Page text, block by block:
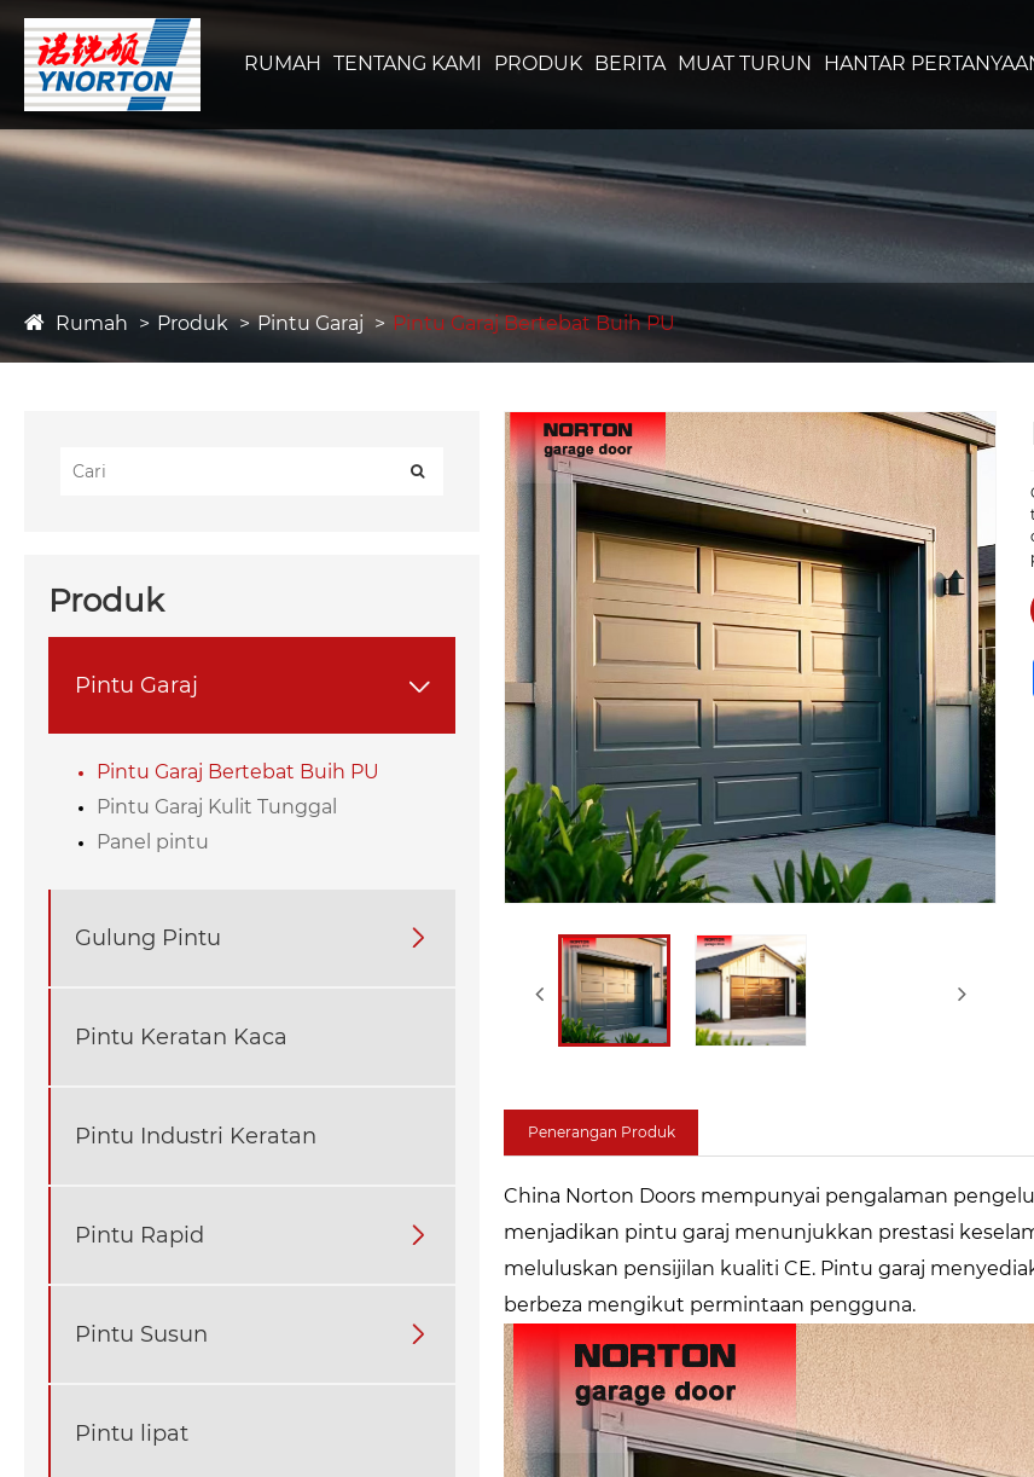
RUMAH TENTANG KAMI PRODUK BERITA MUAT TURUN HANTAR
Rumah Produk Pintu Garaj Pintu Garaj Bertebat Buih PU
Produk
Pintu Garaj 
Pintu Garaj Bertebat Buih PU
Pintu Garaj Kulit Tunggal
Panel pintu
Gulung Pintu 
Pintu Keratan Kaca
Pintu Industri Keratan
Pintu Rapid 
Pintu Susun 
Pintu lipat
Penerangan Produk
China Norton Doors mempunyai pengalaman
menjadikan pintu garaj menunjukkan prestasi
meluluskan pensijilan kualiti CE. Pintu garaj
berbeza mengikut permintaan pengguna.